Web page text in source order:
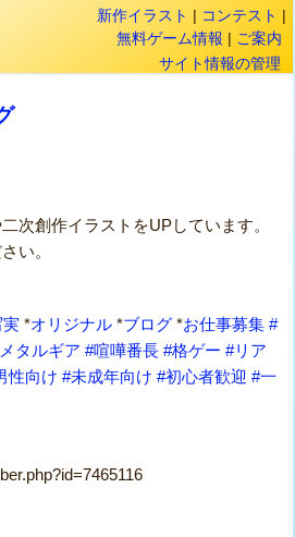
新作イラスト | コンテスト |
無料ゲーム情報 | ご案内
サイト情報の管理
次創作イラストをUPしています。
い。
実 *オリジナル *ブログ *お仕事募集 #
タルギア #喧嘩番長 #格ゲー #リア
性向け #未成年向け #初心者歓迎 #一